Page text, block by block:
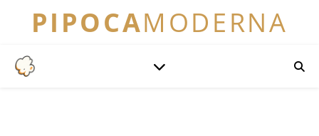
PIPOCAMODERNA